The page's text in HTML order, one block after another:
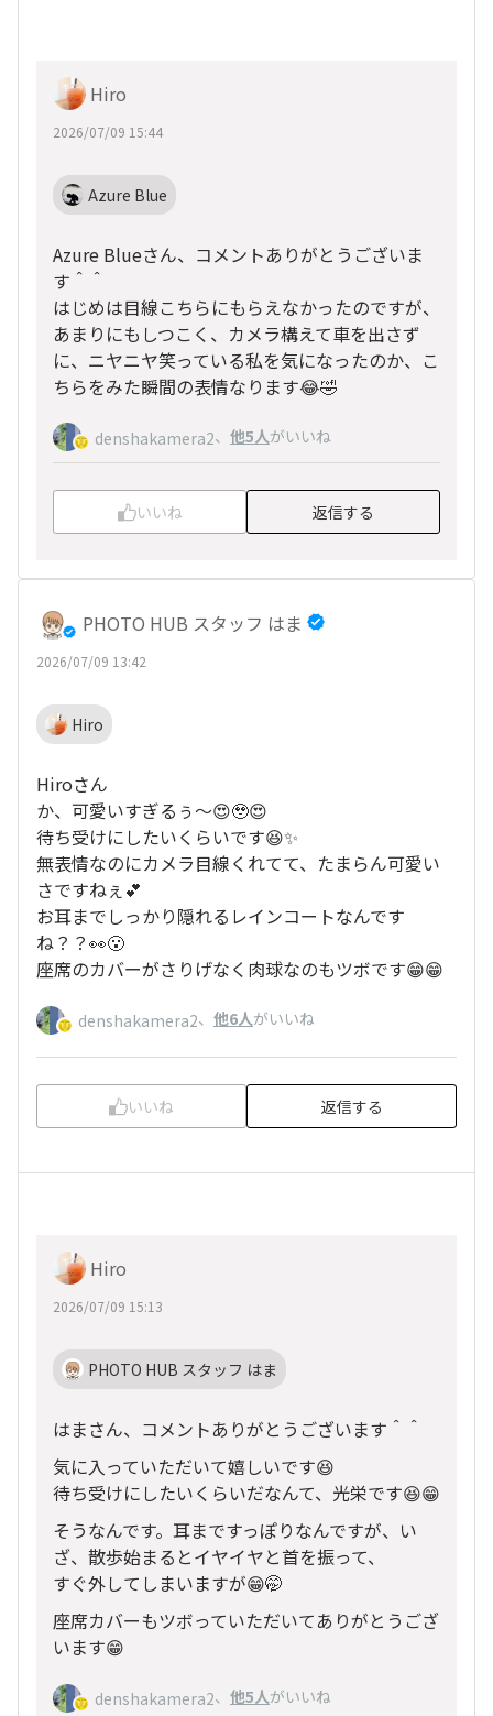
Hiro
2026/07/09 15:44
Azure Blue
Azure Blueさん、コメントありがとうございま
す＾＾
はじめは目線こちらにもらえなかったのですが、
あまりにもしつこく、カメラ構えて車を出さず
に、ニヤニヤ笑っている私を気になったのか、こ
ちらをみた瞬間の表情なります😂🤣
denshakamera2、 他5人がいいね
いいね 返信する
PHOTO HUB スタッフ はま
2026/07/09 13:42
Hiro
Hiroさん
か、可愛いすぎるぅ～😍🥹😍
待ち受けにしたいくらいです😆✨
無表情なのにカメラ目線くれてて、たまらん可愛い
さですねぇ💕
お耳までしっかり隠れるレインコートなんです
ね？？👀😮
座席のカバーがさりげなく肉球なのもツボです😁😁
denshakamera2、 他6人がいいね
いいね 返信する
Hiro
2026/07/09 15:13
PHOTO HUB スタッフ はま
はまさん、コメントありがとうございます＾＾
気に入っていただいて嬉しいです😆
待ち受けにしたいくらいだなんて、光栄です😆😁
そうなんです。耳まですっぽりなんですが、い
ざ、散歩始まるとイヤイヤと首を振って、
すぐ外してしまいますが😁🤭
座席カバーもツボっていただいてありがとうござ
います😁
denshakamera2、 他5人がいいね